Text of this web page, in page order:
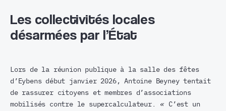
Les collectivités locales
désarmées par l’État
Lors de la réunion publique à la salle des fêtes
d’Eybens début janvier 2026, Antoine Beyney tentait
de rassurer citoyens et membres d’associations
mobilisés contre le supercalculateur.
« C’est un